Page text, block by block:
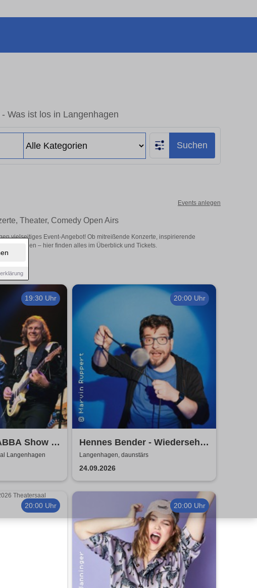
Was ist los in Langenhagen
Suchen
Events anlegen
Theater, Comedy Open Airs
vielseitiges Event-Angebot! Ob mitreißende Konzerte, inspirierende
– hier finden alles im Überblick und Tickets.
19:30 Uhr
Show -
with 4
Langenhagen
20:00 Uhr
Hennes Bender - Wiedersehn
macht Freude
Langenhagen, daunstärs
24.09.2026
20:00 Uhr 20:00 Uhr